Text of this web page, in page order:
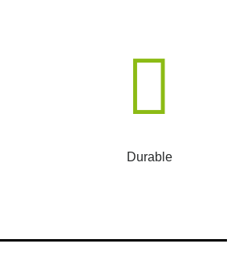
Durable